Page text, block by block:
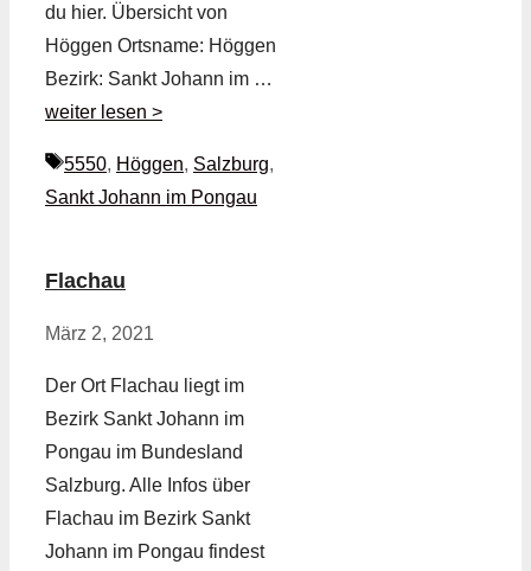
du hier. Übersicht von
Höggen Ortsname: Höggen
Bezirk: Sankt Johann im …
weiter lesen >
Schlagwörter
5550, Höggen, Salzburg,
Sankt Johann im Pongau
Flachau
März 2, 2021
Der Ort Flachau liegt im
Bezirk Sankt Johann im
Pongau im Bundesland
Salzburg. Alle Infos über
Flachau im Bezirk Sankt
Johann im Pongau findest